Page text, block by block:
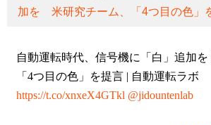
加を 米研究チーム、「4つ目の色」
自動運転時代、信号機に「白」追加を
「4つ目の色」を提言 | 自動運転ラボ
https://t.co/xnxeX4GTkl @jidountenlab